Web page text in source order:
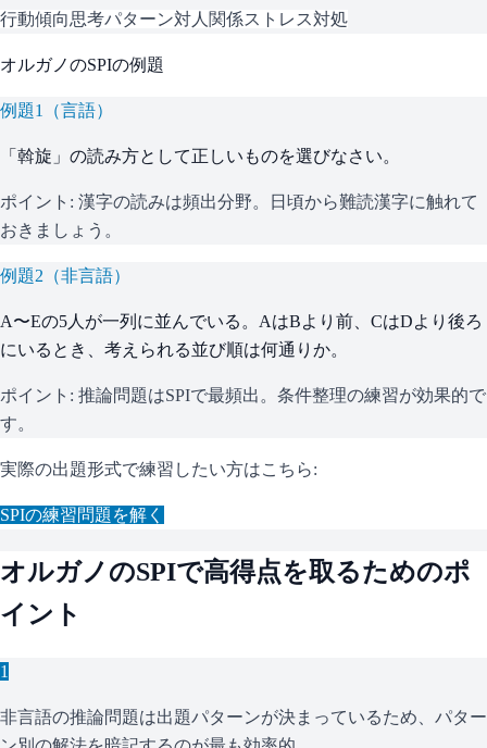
行動傾向思考パターン対人関係ストレス対処
オルガノのSPIの例題
例題1 （言語）
「斡旋」の読み方として正しいものを選びなさい。
ポイント: 漢字の読みは頻出分野。日頃から難読漢字に触れて
おきましょう。
例題2 （非言語）
A〜Eの5人が一列に並んでいる。AはBより前、CはDより後ろ
にいるとき、考えられる並び順は何通りか。
ポイント: 推論問題はSPIで最頻出。条件整理の練習が効果的で
す。
実際の出題形式で練習したい方はこちら:
SPIの練習問題を解く
オルガノ のSPIで高得点を取るためのポ
イント
1
非言語の推論問題は出題パターンが決まっているため、パター